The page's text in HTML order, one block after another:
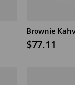
В КОРЗИНУ
$77.11